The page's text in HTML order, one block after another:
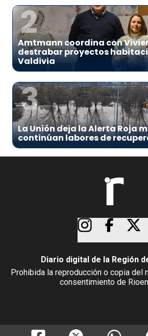
2
Amtmann coordina con
destrabar proyectos
Valdivia
3
La Unión deja la Alerta Roja
continúan labores de
Diario digital de la Región
Prohibida la reproducción o copia del
consentimiento de